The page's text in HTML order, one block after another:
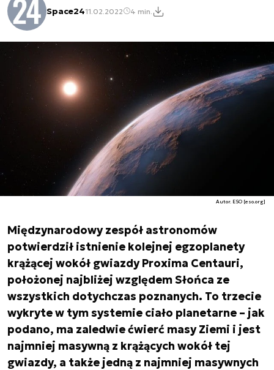
Space2411.02.2022 4 min.
Autor. ESO [eso.org]
Międzynarodowy zespół astronomów
potwierdził istnienie kolejnej egzoplanety
krążącej wokół gwiazdy Proxima Centauri,
położonej najbliżej względem Słońca ze
wszystkich dotychczas poznanych. To trzecie
wykryte w tym systemie ciało planetarne – jak
podano, ma zaledwie ćwierć masy Ziemi i jest
najmniej masywną z krążących wokół tej
gwiazdy, a także jedną z najmniej masywnych